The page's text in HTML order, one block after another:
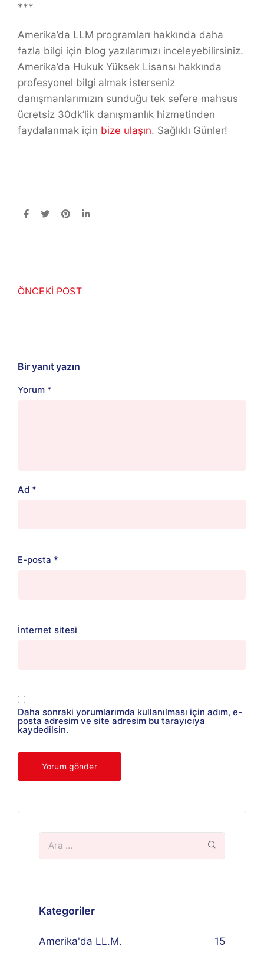
***
Amerika’da LLM programları hakkında daha
fazla bilgi için blog yazılarımızı inceleyebilirsiniz.
Amerika’da Hukuk Yüksek Lisansı hakkında
profesyonel bilgi almak isterseniz
danışmanlarımızın sunduğu tek sefere mahsus
ücretsiz 30dk’lik danışmanlık hizmetinden
faydalanmak için bize ulaşın. Sağlıklı Günler!
ÖNCEKİ POST
Bir yanıt yazın
Yorum *
Ad *
E-posta *
İnternet sitesi
Daha sonraki yorumlarımda kullanılması için adım, e-
posta adresim ve site adresim bu tarayıcıya
kaydedilsin.
Kategoriler
Amerika'da LL.M. 15